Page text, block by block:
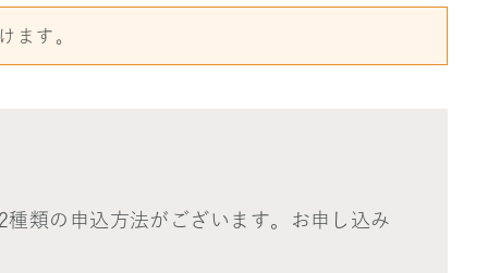
ます。
類の申込方法がございます。お申し込み